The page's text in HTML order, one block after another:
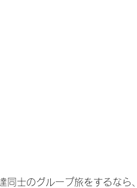
同士のグループ旅をするなら、